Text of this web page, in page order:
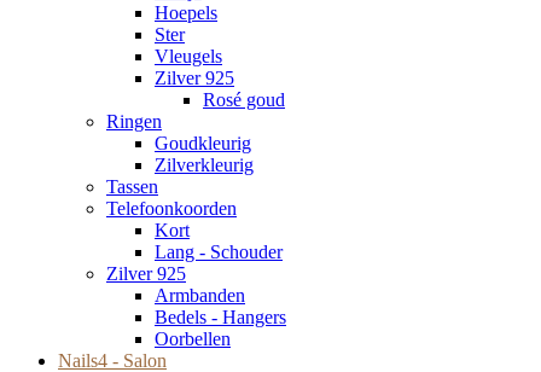
Hoepels
Ster
Vleugels
Zilver 925
Rosé goud
Ringen
Goudkleurig
Zilverkleurig
Tassen
Telefoonkoorden
Kort
Lang - Schouder
Zilver 925
Armbanden
Bedels - Hangers
Oorbellen
Nails4 - Salon